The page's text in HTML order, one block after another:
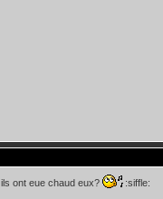
ils ont eue chaud eux? :siffle: